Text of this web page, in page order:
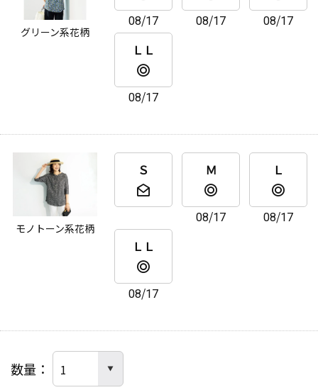
グリーン系花柄
08/17 08/17
08/17
ＬＬ
08/17
モノトーン系花柄
Ｓ Ｍ
08/17
Ｌ
08/17
ＬＬ
08/17
数量